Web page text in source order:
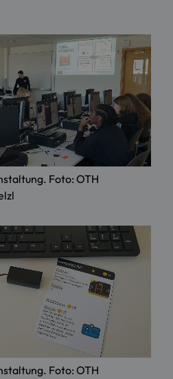
Foto: OTH
Foto: OTH